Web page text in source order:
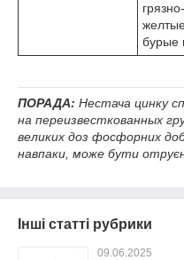
бурые
ПОРАДА: Нестача цинку
на переизвесткованных
великих доз фосфорних
навпаки, може бути
Інші статті рубрики
09.06.2025